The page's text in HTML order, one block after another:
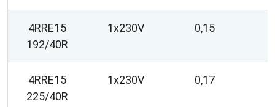
4RRE15
192/40R
1x230V 0,15
4RRE15
225/40R
1x230V 0,17